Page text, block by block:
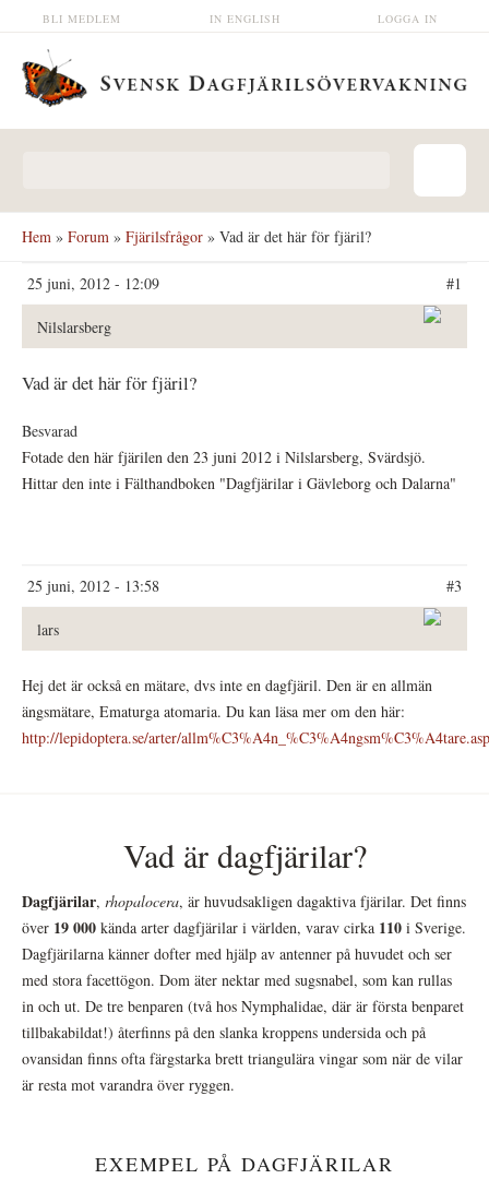
Hoppa till huvudinnehåll LOGGA IN
IN ENGLISH
BLI MEDLEM
Hem » Forum » Fjärilsfrågor » Vad är det här för fjäril?
25 juni, 2012 - 12:09 #1
Nilslarsberg
Vad är det här för fjäril?
Besvarad
Fotade den här fjärilen den 23 juni 2012 i Nilslarsberg, Svärdsjö.
Hittar den inte i Fälthandboken "Dagfjärilar i Gävleborg och Dalarna"
25 juni, 2012 - 13:58 #3
lars
Hej det är också en mätare, dvs inte en dagfjäril. Den är en allmän
ängsmätare, Ematurga atomaria. Du kan läsa mer om den här:
http://lepidoptera.se/arter/
Vad är dagfjärilar?
Dagfjärilar, rhopalocera, är huvudsakligen dagaktiva fjärilar. Det finns
över 19 000 kända arter dagfjärilar i världen, varav cirka 110 i Sverige.
Dagfjärilarna känner dofter med hjälp av antenner på huvudet och ser
med stora facettögon. Dom äter nektar med sugsnabel, som kan rullas
in och ut. De tre benparen (två hos Nymphalidae, där är första benparet
tillbakabildat!) återfinns på den slanka kroppens undersida och på
ovansidan finns ofta färgstarka brett triangulära vingar som när de vilar
är resta mot varandra över ryggen.
EXEMPEL PÅ DAGFJÄRILAR